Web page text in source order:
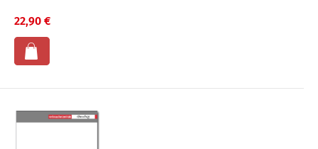
22,90 €